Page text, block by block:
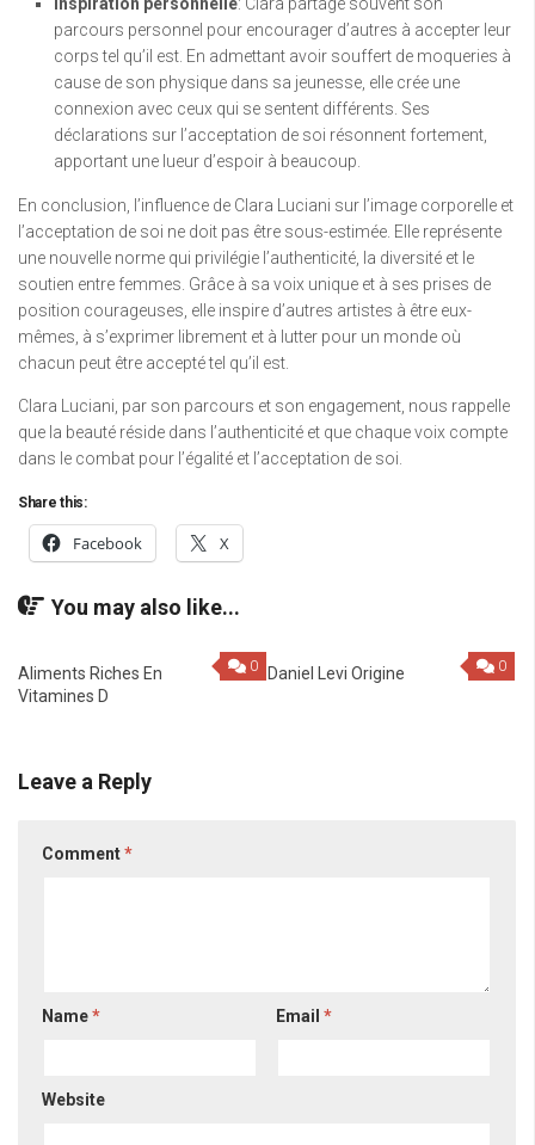
Inspiration personnelle: Clara partage souvent son
parcours personnel pour encourager d’autres à accepter leur
corps tel qu’il est. En admettant avoir souffert de moqueries à
cause de son physique dans sa jeunesse, elle crée une
connexion avec ceux qui se sentent différents. Ses
déclarations sur l’acceptation de soi résonnent fortement,
apportant une lueur d’espoir à beaucoup.
En conclusion, l’influence de Clara Luciani sur l’image corporelle et
l’acceptation de soi ne doit pas être sous-estimée. Elle représente
une nouvelle norme qui privilégie l’authenticité, la diversité et le
soutien entre femmes. Grâce à sa voix unique et à ses prises de
position courageuses, elle inspire d’autres artistes à être eux-
mêmes, à s’exprimer librement et à lutter pour un monde où
chacun peut être accepté tel qu’il est.
Clara Luciani, par son parcours et son engagement, nous rappelle
que la beauté réside dans l’authenticité et que chaque voix compte
dans le combat pour l’égalité et l’acceptation de soi.
Share this:
Facebook X
You may also like...
0
Aliments Riches En
Vitamines D
0
Daniel Levi Origine
Leave a Reply
Comment*
Name* Email*
Website